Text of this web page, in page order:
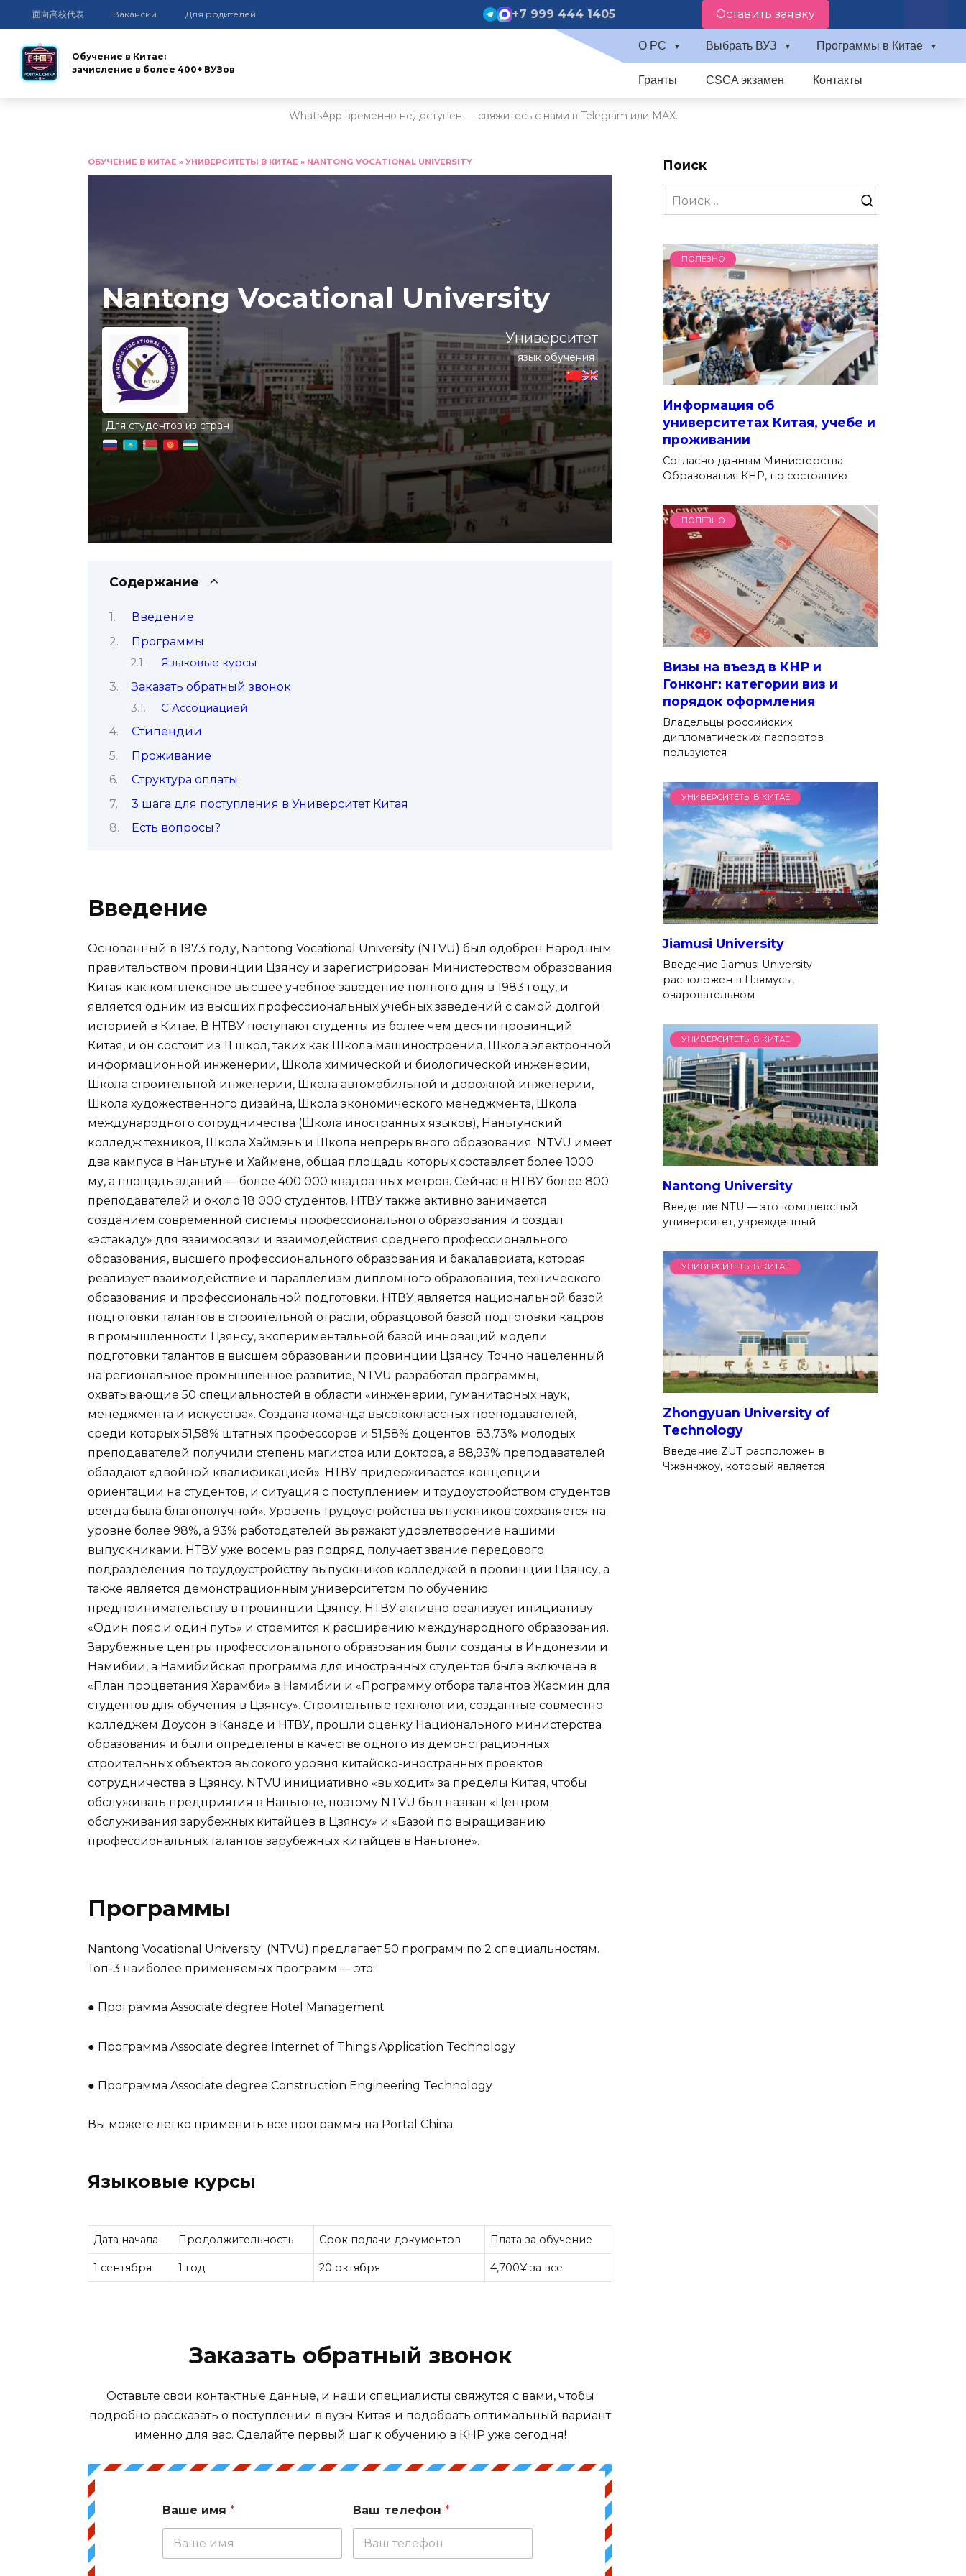
面向高校代表 Вакансии Для родителей +7 999 444 1405 Оставить заявку
Обучение в Китае:
зачисление в более 400+ ВУЗов
О PC Выбрать ВУЗ Программы в Китае
Гранты CSCA экзамен Контакты
WhatsApp временно недоступен — свяжитесь с нами в Telegram или MAX.
ОБУЧЕНИЕ В КИТАЕ » УНИВЕРСИТЕТЫ В КИТАЕ » NANTONG VOCATIONAL UNIVERSITY
Nantong Vocational University
Для студентов из стран
Университет
язык обучения
Содержание
Введение
Программы
Языковые курсы
Заказать обратный звонок
С Ассоциацией
Стипендии
Проживание
Структура оплаты
3 шага для поступления в Университет Китая
Есть вопросы?
Введение
Основанный в 1973 году, Nantong Vocational University (NTVU) был одобрен Народным
правительством провинции Цзянсу и зарегистрирован Министерством образования
Китая как комплексное высшее учебное заведение полного дня в 1983 году, и
является одним из высших профессиональных учебных заведений с самой долгой
историей в Китае. В НТВУ поступают студенты из более чем десяти провинций
Китая, и он состоит из 11 школ, таких как Школа машиностроения, Школа электронной
информационной инженерии, Школа химической и биологической инженерии,
Школа строительной инженерии, Школа автомобильной и дорожной инженерии,
Школа художественного дизайна, Школа экономического менеджмента, Школа
международного сотрудничества (Школа иностранных языков), Наньтунский
колледж техников, Школа Хаймэнь и Школа непрерывного образования. NTVU имеет
два кампуса в Наньтуне и Хаймене, общая площадь которых составляет более 1000
му, а площадь зданий — более 400 000 квадратных метров. Сейчас в НТВУ более 800
преподавателей и около 18 000 студентов. НТВУ также активно занимается
созданием современной системы профессионального образования и создал
«эстакаду» для взаимосвязи и взаимодействия среднего профессионального
образования, высшего профессионального образования и бакалавриата, которая
реализует взаимодействие и параллелизм дипломного образования, технического
образования и профессиональной подготовки. НТВУ является национальной базой
подготовки талантов в строительной отрасли, образцовой базой подготовки кадров
в промышленности Цзянсу, экспериментальной базой инноваций модели
подготовки талантов в высшем образовании провинции Цзянсу. Точно нацеленный
на региональное промышленное развитие, NTVU разработал программы,
охватывающие 50 специальностей в области «инженерии, гуманитарных наук,
менеджмента и искусства». Создана команда высококлассных преподавателей,
среди которых 51,58% штатных профессоров и 51,58% доцентов. 83,73% молодых
преподавателей получили степень магистра или доктора, а 88,93% преподавателей
обладают «двойной квалификацией». НТВУ придерживается концепции
ориентации на студентов, и ситуация с поступлением и трудоустройством студентов
всегда была благополучной». Уровень трудоустройства выпускников сохраняется на
уровне более 98%, а 93% работодателей выражают удовлетворение нашими
выпускниками. НТВУ уже восемь раз подряд получает звание передового
подразделения по трудоустройству выпускников колледжей в провинции Цзянсу, а
также является демонстрационным университетом по обучению
предпринимательству в провинции Цзянсу. НТВУ активно реализует инициативу
«Один пояс и один путь» и стремится к расширению международного образования.
Зарубежные центры профессионального образования были созданы в Индонезии и
Намибии, а Намибийская программа для иностранных студентов была включена в
«План процветания Харамби» в Намибии и «Программу отбора талантов Жасмин для
студентов для обучения в Цзянсу». Строительные технологии, созданные совместно
колледжем Доусон в Канаде и НТВУ, прошли оценку Национального министерства
образования и были определены в качестве одного из демонстрационных
строительных объектов высокого уровня китайско-иностранных проектов
сотрудничества в Цзянсу. NTVU инициативно «выходит» за пределы Китая, чтобы
обслуживать предприятия в Наньтоне, поэтому NTVU был назван «Центром
обслуживания зарубежных китайцев в Цзянсу» и «Базой по выращиванию
профессиональных талантов зарубежных китайцев в Наньтоне».
Программы
Nantong Vocational University (NTVU) предлагает 50 программ по 2 специальностям.
Топ-3 наиболее применяемых программ — это:
● Программа Associate degree Hotel Management
● Программа Associate degree Internet of Things Application Technology
● Программа Associate degree Construction Engineering Technology
Вы можете легко применить все программы на Portal China.
Языковые курсы
Дата начала Продолжительность Срок подачи документов Плата за обучение
1 сентября 1 год 20 октября 4,700¥ за все
Заказать обратный звонок
Оставьте свои контактные данные, и наши специалисты свяжутся с вами, чтобы
подробно рассказать о поступлении в вузы Китая и подобрать оптимальный вариант
именно для вас. Сделайте первый шаг к обучению в КНР уже сегодня!
Ваше имя * Ваш телефон *
Поиск
Search
for:
ПОЛЕЗНО
Информация об
университетах Китая, учебе и
проживании
Согласно данным Министерства
Образования КНР, по состоянию
ПОЛЕЗНО
Визы на въезд в КНР и
Гонконг: категории виз и
порядок оформления
Владельцы российских
дипломатических паспортов
пользуются
УНИВЕРСИТЕТЫ В КИТАЕ
Jiamusi University
Введение Jiamusi University
расположен в Цзямусы,
очаровательном
УНИВЕРСИТЕТЫ В КИТАЕ
Nantong University
Введение NTU — это комплексный
университет, учрежденный
УНИВЕРСИТЕТЫ В КИТАЕ
Zhongyuan University of
Technology
Введение ZUT расположен в
Чжэнчжоу, который является